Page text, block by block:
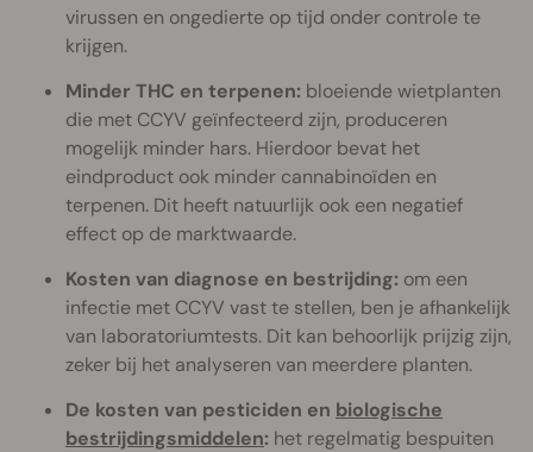
virussen en ongedierte op tijd onder controle te
krijgen.
Minder THC en terpenen: bloeiende wietplanten
die met CCYV geïnfecteerd zijn, produceren
mogelijk minder hars. Hierdoor bevat het
eindproduct ook minder cannabinoïden en
terpenen. Dit heeft natuurlijk ook een negatief
effect op de marktwaarde.
Kosten van diagnose en bestrijding: om een
infectie met CCYV vast te stellen, ben je afhankelijk
van laboratoriumtests. Dit kan behoorlijk prijzig zijn,
zeker bij het analyseren van meerdere planten.
De kosten van pesticiden en biologische
bestrijdingsmiddelen: het regelmatig bespuiten